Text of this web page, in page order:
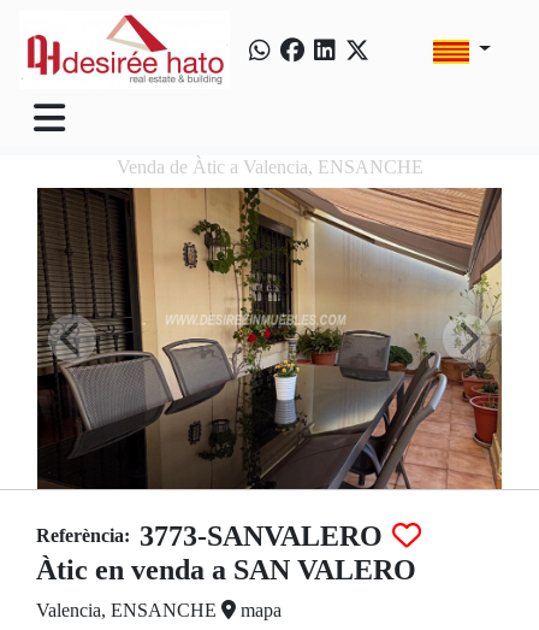
Venda de Àtic a Valencia, ENSANCHE
Referència: 3773-SANVALERO
Àtic en venda a SAN VALERO
Valencia, ENSANCHE mapa